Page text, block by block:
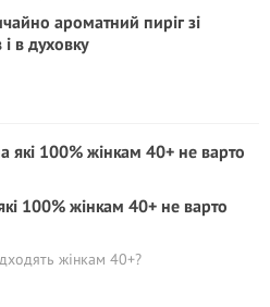
ароматний пиріг зі
в духовку
100% жінкам 40+ не варто
жінкам 40+?